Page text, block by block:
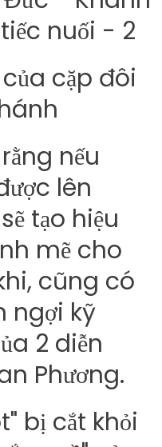
cặp đôi
nếu
lên
tạo hiệu
mẽ cho
cũng có
ngợi kỹ
2 diễn
Phương.